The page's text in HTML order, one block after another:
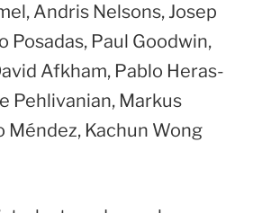
Andris Nelsons, Josep
Posadas, Paul Goodwin,
Afkham, Pablo Heras-
Pehlivanian, Markus
Méndez, Kachun Wong